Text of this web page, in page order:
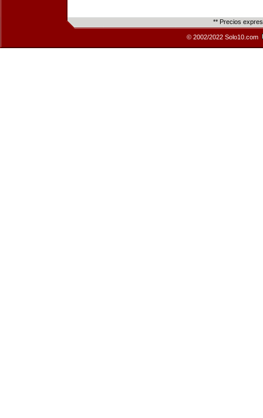
** Precios
© 2002/2022 Solo10.com